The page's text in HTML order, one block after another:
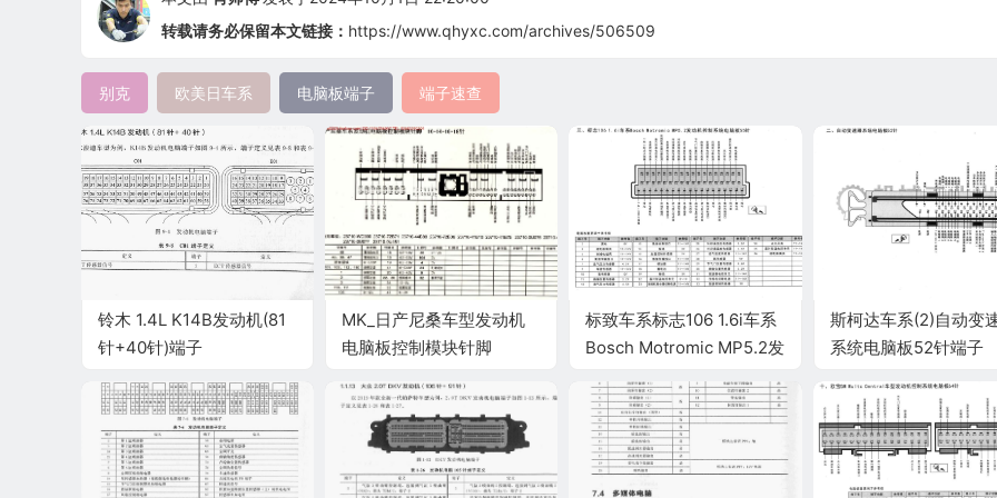
转载请务必保留本文链接： https://www.qhyxc.com/archives/506509
别克 欧美日车系 电脑板端子 端子速查
铃木 1.4L K14B发动机(81
针+40针)端子
MK_日产尼桑车型发动机
电脑板控制模块针脚
标致车系标志106 1.6i车系
Bosch Motromic MP5.2发
端子
斯柯达车系(2)自动变
系统电脑板52针端子